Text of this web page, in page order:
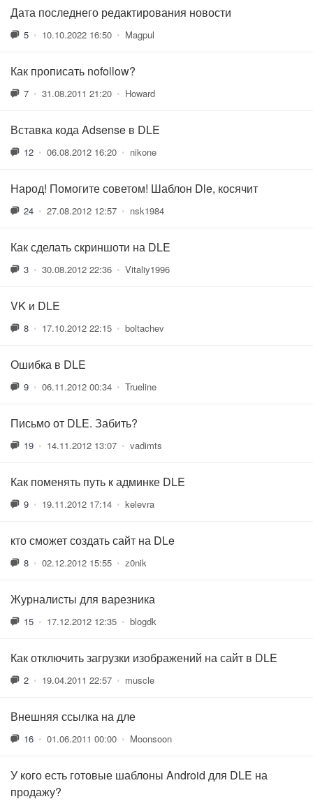
Дата последнего редактирования новости
5 • 10.10.2022 16:50 • Magpul
Как прописать nofollow?
7 • 31.08.2011 21:20 • Howard
Вставка кода Adsense в DLE
12 • 06.08.2012 16:20 • nikone
Народ! Помогите советом! Шаблон Dle, косячит
24 • 27.08.2012 12:57 • nsk1984
Как сделать скриншоти на DLE
3 • 30.08.2012 22:36 • Vitaliy1996
VK и DLE
8 • 17.10.2012 22:15 • boltachev
Ошибка в DLE
9 • 06.11.2012 00:34 • Trueline
Письмо от DLE. Забить?
19 • 14.11.2012 13:07 • vadimts
Как поменять путь к админке DLE
9 • 19.11.2012 17:14 • kelevra
кто сможет создать сайт на DLe
8 • 02.12.2012 15:55 • z0nik
Журналисты для варезника
15 • 17.12.2012 12:35 • blogdk
Как отключить загрузки изображений на сайт в DLE
2 • 19.04.2011 22:57 • muscle
Внешняя ссылка на дле
16 • 01.06.2011 00:00 • Moonsoon
У кого есть готовые шаблоны Android для DLE на
продажу?